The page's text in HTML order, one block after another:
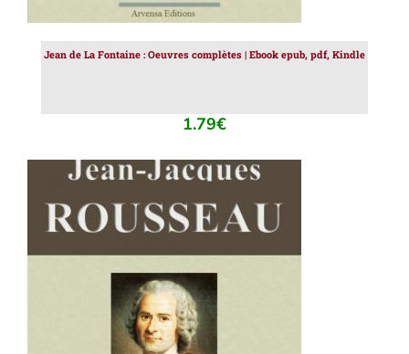
Jean de La Fontaine : Oeuvres complètes | Ebook epub, pdf, Kindle
1.79€
AJOUTER AU PANIER